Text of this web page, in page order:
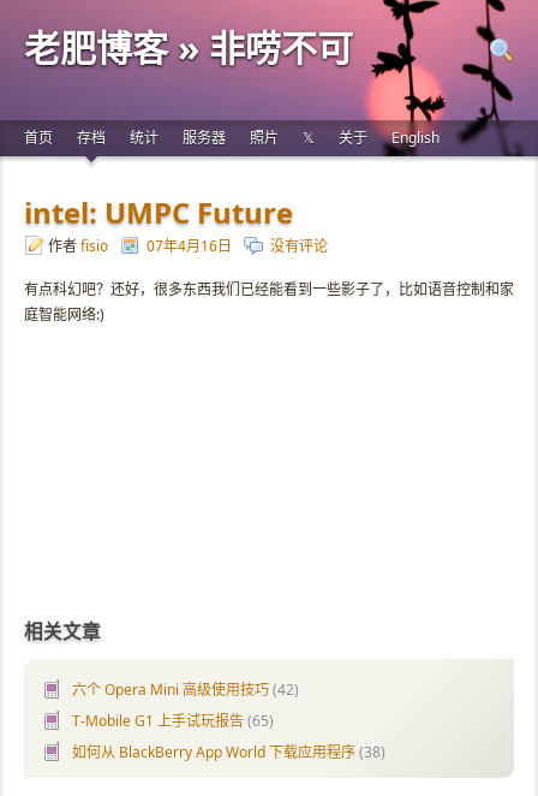
老肥博客 » 非唠不可
首页 存档 统计 服务器 照片 𝕏 关于 English
intel: UMPC Future
作者fisio 07年4月16日 没有评论
有点科幻吧？还好，很多东西我们已经能看到一些影子了，比如语音控制和家
庭智能网络:)
相关文章
六个 Opera Mini 高级使用技巧(42)
T-Mobile G1 上手试玩报告(65)
如何从 BlackBerry App World 下载应用程序(38)